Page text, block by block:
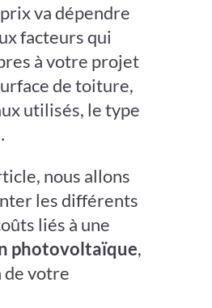
va dépendre
facteurs qui
à votre projet
de toiture,
utilisés, le type
nous allons
les différents
liés à une
photovoltaïque,
de votre